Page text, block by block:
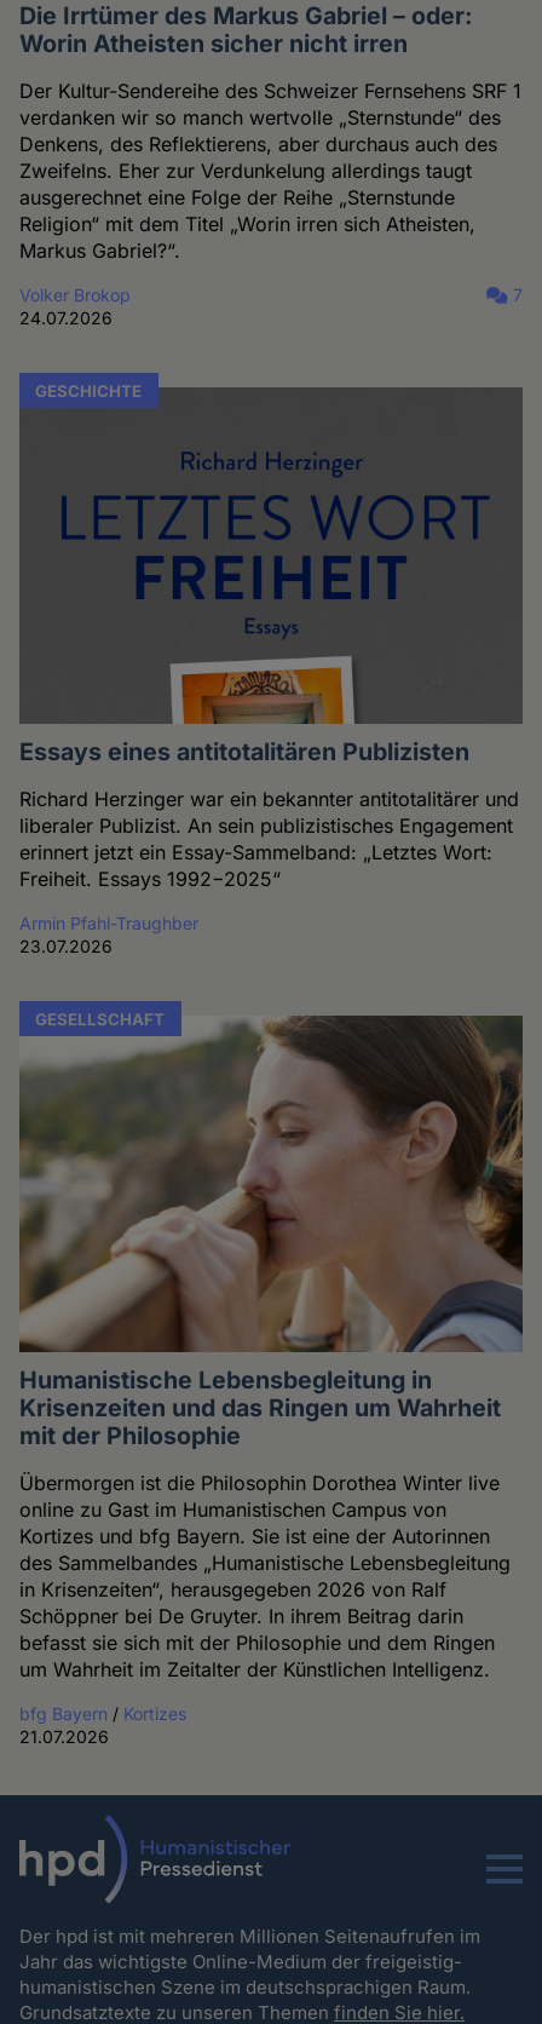
Die Irrtümer des Markus Gabriel – oder:
Worin Atheisten sicher nicht irren
Der Kultur-Sendereihe des Schweizer Fernsehens SRF 1
verdanken wir so manch wertvolle „Sternstunde“ des
Denkens, des Reflektierens, aber durchaus auch des
Zweifelns. Eher zur Verdunkelung allerdings taugt
ausgerechnet eine Folge der Reihe „Sternstunde
Religion“ mit dem Titel „Worin irren sich Atheisten,
Markus Gabriel?“.
Volker Brokop
24.07.2026
7
GESCHICHTE
Essays eines antitotalitären Publizisten
Richard Herzinger war ein bekannter antitotalitärer und
liberaler Publizist. An sein publizistisches Engagement
erinnert jetzt ein Essay-Sammelband: „Letztes Wort:
Freiheit. Essays 1992−2025“
Armin Pfahl-Traughber
23.07.2026
GESELLSCHAFT
Humanistische Lebensbegleitung in
Krisenzeiten und das Ringen um Wahrheit
mit der Philosophie
Übermorgen ist die Philosophin Dorothea Winter live
online zu Gast im Humanistischen Campus von
Kortizes und bfg Bayern. Sie ist eine der Autorinnen
des Sammelbandes „Humanistische Lebensbegleitung
in Krisenzeiten“, herausgegeben 2026 von Ralf
Schöppner bei De Gruyter. In ihrem Beitrag darin
befasst sie sich mit der Philosophie und dem Ringen
um Wahrheit im Zeitalter der Künstlichen Intelligenz.
bfg Bayern / Kortizes
21.07.2026
Menu
Der hpd ist mit mehreren Millionen Seitenaufrufen im
Jahr das wichtigste Online-Medium der freigeistig-
humanistischen Szene im deutschsprachigen Raum.
Grundsatztexte zu unseren Themenfinden Sie hier.